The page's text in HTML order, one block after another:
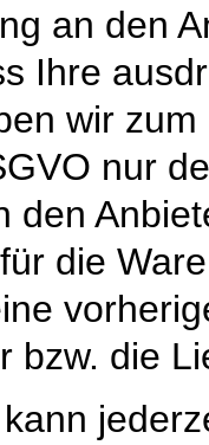
an den
Ihre
wir
nur
den
die
bzw. die